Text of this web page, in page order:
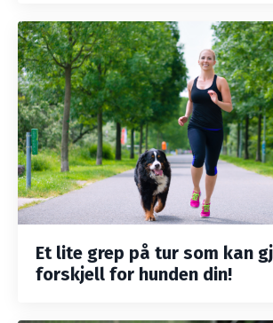
Et lite grep på tur som kan
forskjell for hunden din!